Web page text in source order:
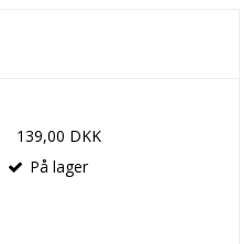
139,00 DKK
På lager